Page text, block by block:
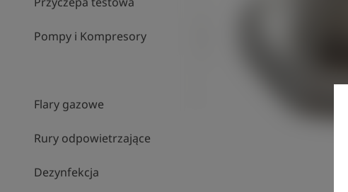
Pompy i Kompresory
Flary gazowe
Rury odpowietrzające
Dezynfekcja